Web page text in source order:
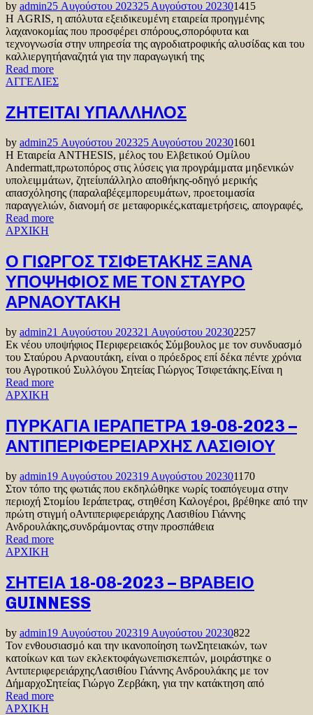
by admin25 Αυγούστου 202325 Αυγούστου 202301415
Η AGRIS, η απόλυτα εξειδικευμένη εταιρεία προηγμένης
λαχανοκομίας που προσφέρει σπόρους,σπορόφυτα και
τεχνογνωσία στην υπηρεσία της αγροδιατροφικής αλυσίδας και του
καλλιεργητήαναζητά για την παραγωγική της
Read more
ΑΓΓΕΛΙΕΣ
ΖΗΤΕΙΤΑΙ ΥΠΑΛΛΗΛΟΣ
by admin25 Αυγούστου 202325 Αυγούστου 202301601
Η Εταιρεία ANTHESIS, μέλος του Ελβετικού Ομίλου
Andermatt,πρωτοπόρος στις λύσεις για προγράμματα μηδενικών
υπολειμμάτων, ζητείυπάλληλο αποθήκης-οδηγό μερικής
απασχόλησης (παραλαβέςεμπορευμάτων, προετοιμασία
παραγγελιών, διανομή σε μεταφορικές,καταμετρήσεις, απογραφές,
Read more
ΑΡΧΙΚΗ
Ο ΓΙΩΡΓΟΣ ΤΣΙΦΕΤΑΚΗΣ ΞΑΝΑ
ΥΠΟΨΗΦΙΟΣ ΜΕ ΤΟΝ ΣΤΑΥΡΟ
ΑΡΝΑΟΥΤΑΚΗ
by admin21 Αυγούστου 202321 Αυγούστου 202302257
Εκ νέου υποψήφιος Περιφερειακός Σύμβουλος με τον συνδυασμό
του Σταύρου Αρναουτάκη, είναι ο πρόεδρος επί δέκα πέντε χρόνια
του Αγροτικού Συλλόγου Σητείας Γιώργος Τσιφετάκης.Είναι η
Read more
ΑΡΧΙΚΗ
ΠΥΡΚΑΓΙΑ ΙΕΡΑΠΕΤΡΑ 19-08-2023 –
ΑΝΤΙΠΕΡΙΦΕΡΕΙΑΡΧΗΣ ΛΑΣΙΘΙΟΥ
by admin19 Αυγούστου 202319 Αυγούστου 202301170
Στον τόπο της φωτιάς που εκδηλώθηκε νωρίς τοαπόγευμα στην
περιοχή Στομίου Ιεράπετρας, στηθέση Καλογέροι, βρέθηκε από την
πρώτη στιγμή οΑντιπεριφερειάρχης Λασιθίου Γιάννης
Ανδρουλάκης,συνδράμοντας στην προσπάθεια
Read more
ΑΡΧΙΚΗ
ΣΗΤΕΙΑ 18-08-2023 – ΒΡΑΒΕΙΟ
GUINNESS
by admin19 Αυγούστου 202319 Αυγούστου 20230822
Τον ενθουσιασμό και την ικανοποίηση τωνΣητειακών, των
κατοίκων και των εκλεκτοφάγωνεπισκεπτών, μοιράστηκε ο
ΑντιπεριφερειάρχηςΛασιθίου Γιάννης Ανδρουλάκης με τον
ΔήμαρχοΣητείας Γιώργο Ζερβάκη, για την κατάκτηση από
Read more
ΑΡΧΙΚΗ